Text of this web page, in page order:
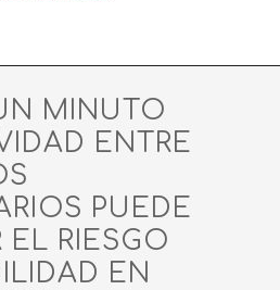
MINUTO
ENTRE
PUEDE
EL RIESGO
EN